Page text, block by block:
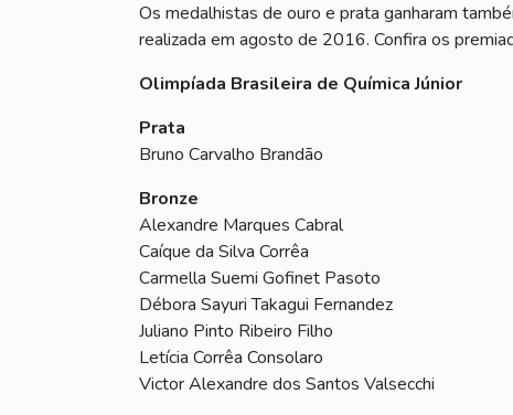
Os medalhistas de ouro e prata ganharam
realizada em agosto de 2016. Confira os
Olimpíada Brasileira de Química Júnior
Prata
Bruno Carvalho Brandão
Bronze
Alexandre Marques Cabral
Caíque da Silva Corrêa
Carmella Suemi Gofinet Pasoto
Débora Sayuri Takagui Fernandez
Juliano Pinto Ribeiro Filho
Letícia Corrêa Consolaro
Victor Alexandre dos Santos Valsecchi